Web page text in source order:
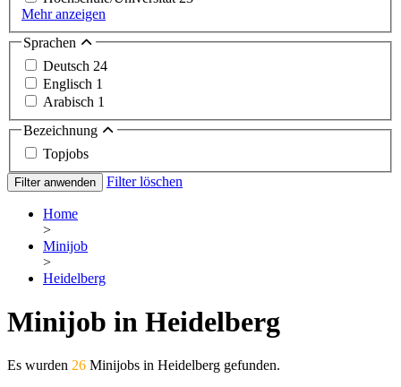
Mehr anzeigen
Sprachen
Deutsch 24
Englisch 1
Arabisch 1
Bezeichnung
Topjobs
Filter anwenden Filter löschen
Home
>
Minijob
>
Heidelberg
Minijob in Heidelberg
Es wurden 26 Minijobs in Heidelberg gefunden.